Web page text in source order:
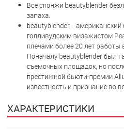
Все спонжи beautyblender
запаха.
beautyblender -
голливудским визажистом
плечами более 20 лет работы
Поначалу beautyblender был
съемочных площадок, но
престижной бьюти-премии
известность и признание во
ХАРАКТЕРИСТИКИ